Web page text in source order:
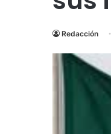
Redacción